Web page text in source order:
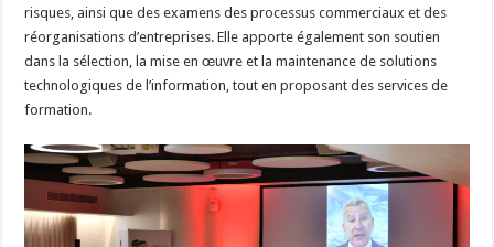
risques, ainsi que des examens des processus commerciaux et des
réorganisations d’entreprises. Elle apporte également son soutien
dans la sélection, la mise en œuvre et la maintenance de solutions
technologiques de l’information, tout en proposant des services de
formation.